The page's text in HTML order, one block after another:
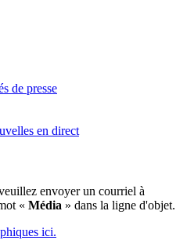
de presse
en direct
envoyer un courriel à
« Média » dans la ligne d'objet.
ici.